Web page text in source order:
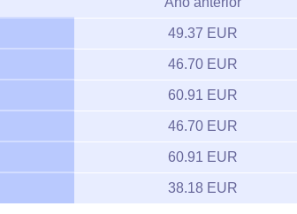
49.37 EUR
46.70 EUR
60.91 EUR
46.70 EUR
60.91 EUR
38.18 EUR